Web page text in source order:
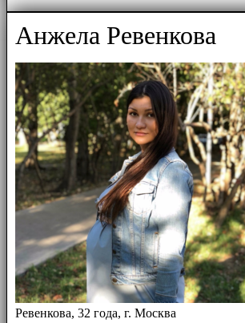
Анжела Ревенкова
Ревенкова, 32 года, г. Москва